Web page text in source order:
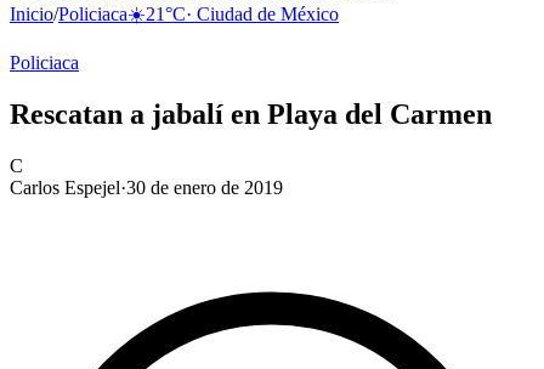
Inicio/Policiaca☀️21°C· Ciudad de México
Policiaca
Rescatan a jabalí en Playa del Carmen
C
Carlos Espejel·30 de enero de 2019